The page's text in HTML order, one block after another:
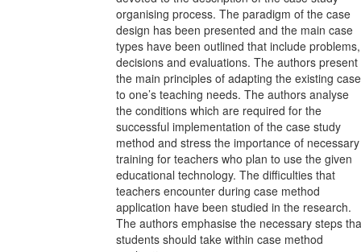
organising process. The paradigm of the case
design has been presented and the main case
types have been outlined that include problems,
decisions and evaluations. The authors present
the main principles of adapting the existing case
to one’s teaching needs. The authors analyse
the conditions which are required for the
successful implementation of the case study
method and stress the importance of necessary
training for teachers who plan to use the given
educational technology. The difficulties that
teachers encounter during case method
application have been studied in the research.
The authors emphasise the necessary steps
students should take within case method